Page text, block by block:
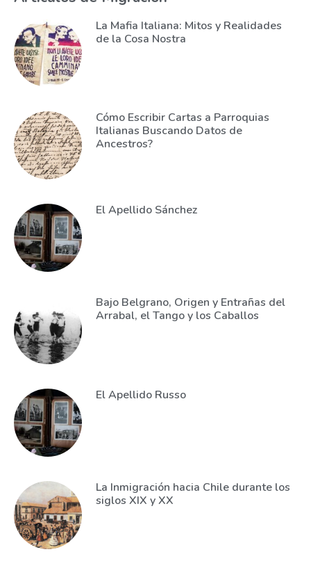
La Mafia Italiana: Mitos y Realidades
de la Cosa Nostra
Cómo Escribir Cartas a Parroquias
Italianas Buscando Datos de
Ancestros?
El Apellido Sánchez
Bajo Belgrano, Origen y Entrañas del
Arrabal, el Tango y los Caballos
El Apellido Russo
La Inmigración hacia Chile durante los
siglos XIX y XX